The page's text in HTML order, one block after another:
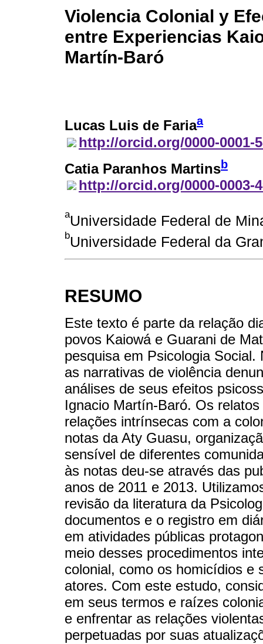
Violencia Colonial y
entre Experiencias
Martín-Baró
Lucas Luis de Fariaa
http://orcid.org/0000-0001-
Catia Paranhos Martinsb
http://orcid.org/0000-0003-
aUniversidade Federal de
bUniversidade Federal da
RESUMO
Este texto é parte da relação
povos Kaiowá e Guarani de
pesquisa em Psicologia
as narrativas de violência
análises de seus efeitos
Ignacio Martín-Baró. Os
relações intrínsecas com a
notas da Aty Guasu,
sensível de diferentes
às notas deu-se através das
anos de 2011 e 2013.
revisão da literatura da
documentos e o registro em
em atividades públicas
meio desses procedimentos
colonial, como os homicídios e
atores. Com este estudo,
em seus termos e raízes
e enfrentar as relações
perpetuadas por suas